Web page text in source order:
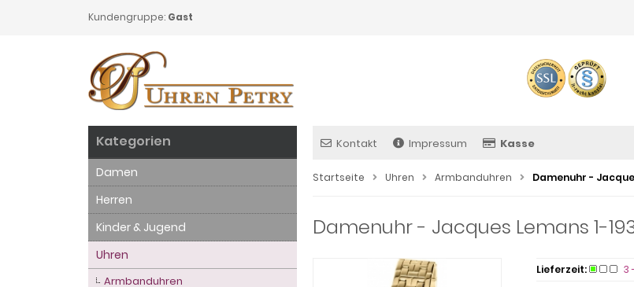
Kundengruppe: Gast
Kontakt Impressum Kasse
Startseite Uhren Armbanduhren Damenuhr -
Damenuhr - Jacques Lemans 1-
Lieferzeit:
3
Kategorien
Damen
Herren
Kinder & Jugend
Uhren
Armbanduhren